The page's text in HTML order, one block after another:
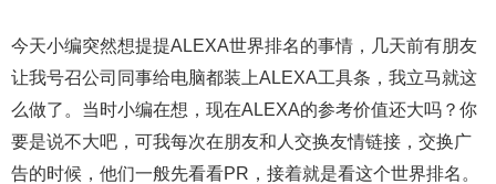
今天小编突然想提提ALEXA世界排名的事情，几天前有朋友
让我号召公司同事给电脑都装上ALEXA工具条，我立马就这
么做了。当时小编在想，现在ALEXA的参考价值还大吗？你
要是说不大吧，可我每次在朋友和人交换友情链接，交换广
告的时候，他们一般先看看PR，接着就是看这个世界排名。